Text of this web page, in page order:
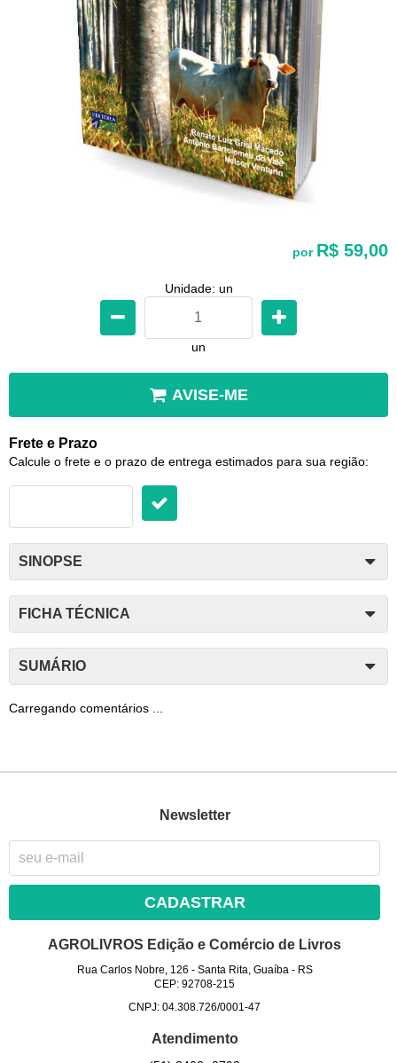
por R$ 59,00
Unidade: un
un
AVISE-ME
Frete e Prazo
Calcule o frete e o prazo de entrega estimados para sua região:
SINOPSE
FICHA TÉCNICA
SUMÁRIO
Carregando comentários ...
Newsletter
CADASTRAR
AGROLIVROS Edição e Comércio de Livros
Rua Carlos Nobre, 126 - Santa Rita, Guaíba- RS
CEP: 92708-215
CNPJ: 04.308.726/0001-47
Atendimento